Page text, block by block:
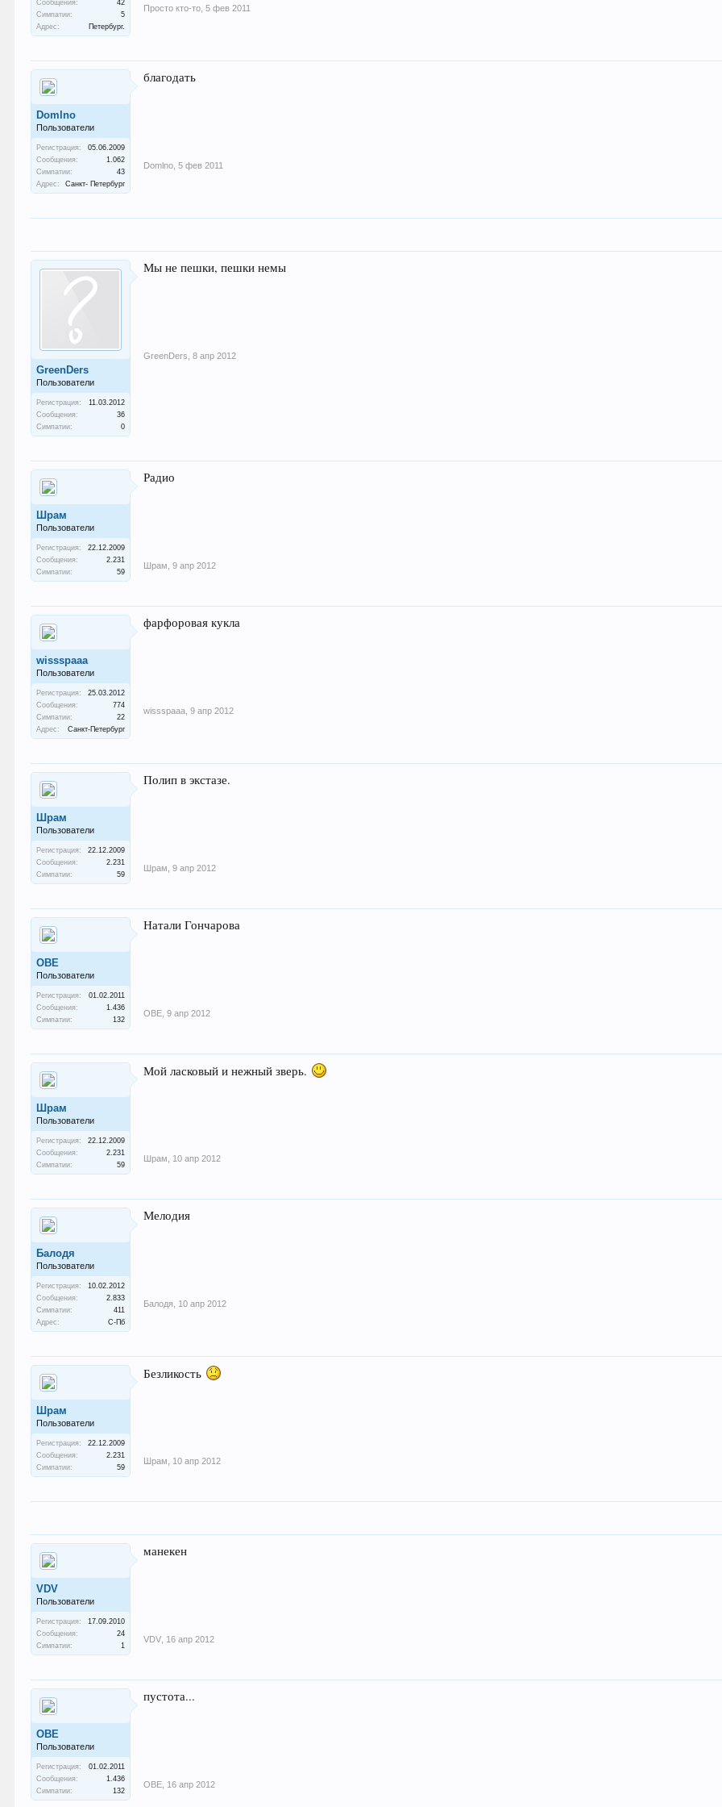
Сообщения:
42
Симпатии:
5
Адрес:
Петербург.
Просто кто-то 5 фев 2011
Domlno
Пользователи
Регистрация:
05.06.2009
Сообщения:
1.062
Симпатии:
43
Адрес:
Санкт- Петербург
благодать
Domlno 5 фев 2011
GreenDers
Пользователи
Регистрация:
11.03.2012
Сообщения:
36
Симпатии:
0
Мы не пешки, пешки немы
GreenDers 8 апр 2012
Шрам
Пользователи
Регистрация:
22.12.2009
Сообщения:
2.231
Симпатии:
59
Радио
Шрам 9 апр 2012
wissspaaa
Пользователи
Регистрация:
25.03.2012
Сообщения:
774
Симпатии:
22
Адрес:
Санкт-Петербург
фарфоровая кукла
wissspaaa 9 апр 2012
Шрам
Пользователи
Регистрация:
22.12.2009
Сообщения:
2.231
Симпатии:
59
Полип в экстазе.
Шрам 9 апр 2012
ОВЕ
Пользователи
Регистрация:
01.02.2011
Сообщения:
1.436
Симпатии:
132
Натали Гончарова
ОВЕ 9 апр 2012
Шрам
Пользователи
Регистрация:
22.12.2009
Сообщения:
2.231
Симпатии:
59
Мой ласковый и нежный зверь.
Шрам 10 апр 2012
Балодя
Пользователи
Регистрация:
10.02.2012
Сообщения:
2.833
Симпатии:
411
Адрес:
С-Пб
Мелодия
Балодя 10 апр 2012
Шрам
Пользователи
Регистрация:
22.12.2009
Сообщения:
2.231
Симпатии:
59
Безликость
Шрам 10 апр 2012
VDV
Пользователи
Регистрация:
17.09.2010
Сообщения:
24
Симпатии:
1
манекен
VDV 16 апр 2012
ОВЕ
Пользователи
Регистрация:
01.02.2011
Сообщения:
1.436
Симпатии:
132
пустота...
ОВЕ 16 апр 2012